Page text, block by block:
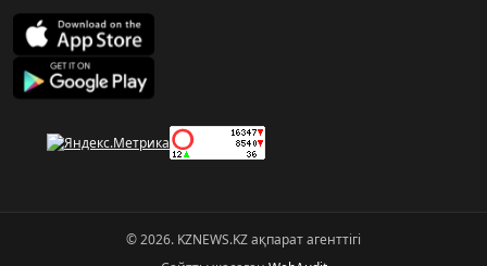
© 2026. KZNEWS.KZ ақпарат агенттігі